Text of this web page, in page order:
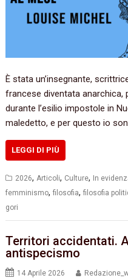
È stata un’insegnante,
francese diventata
durante l’esilio impostole in
maledetto, e per questo io
LEGGI DI PIÙ
2026,Articoli, Culture, In
femminismo,filosofia,filosofia
gori
Territori accidentati.
antispecismo
14 Aprile 2026